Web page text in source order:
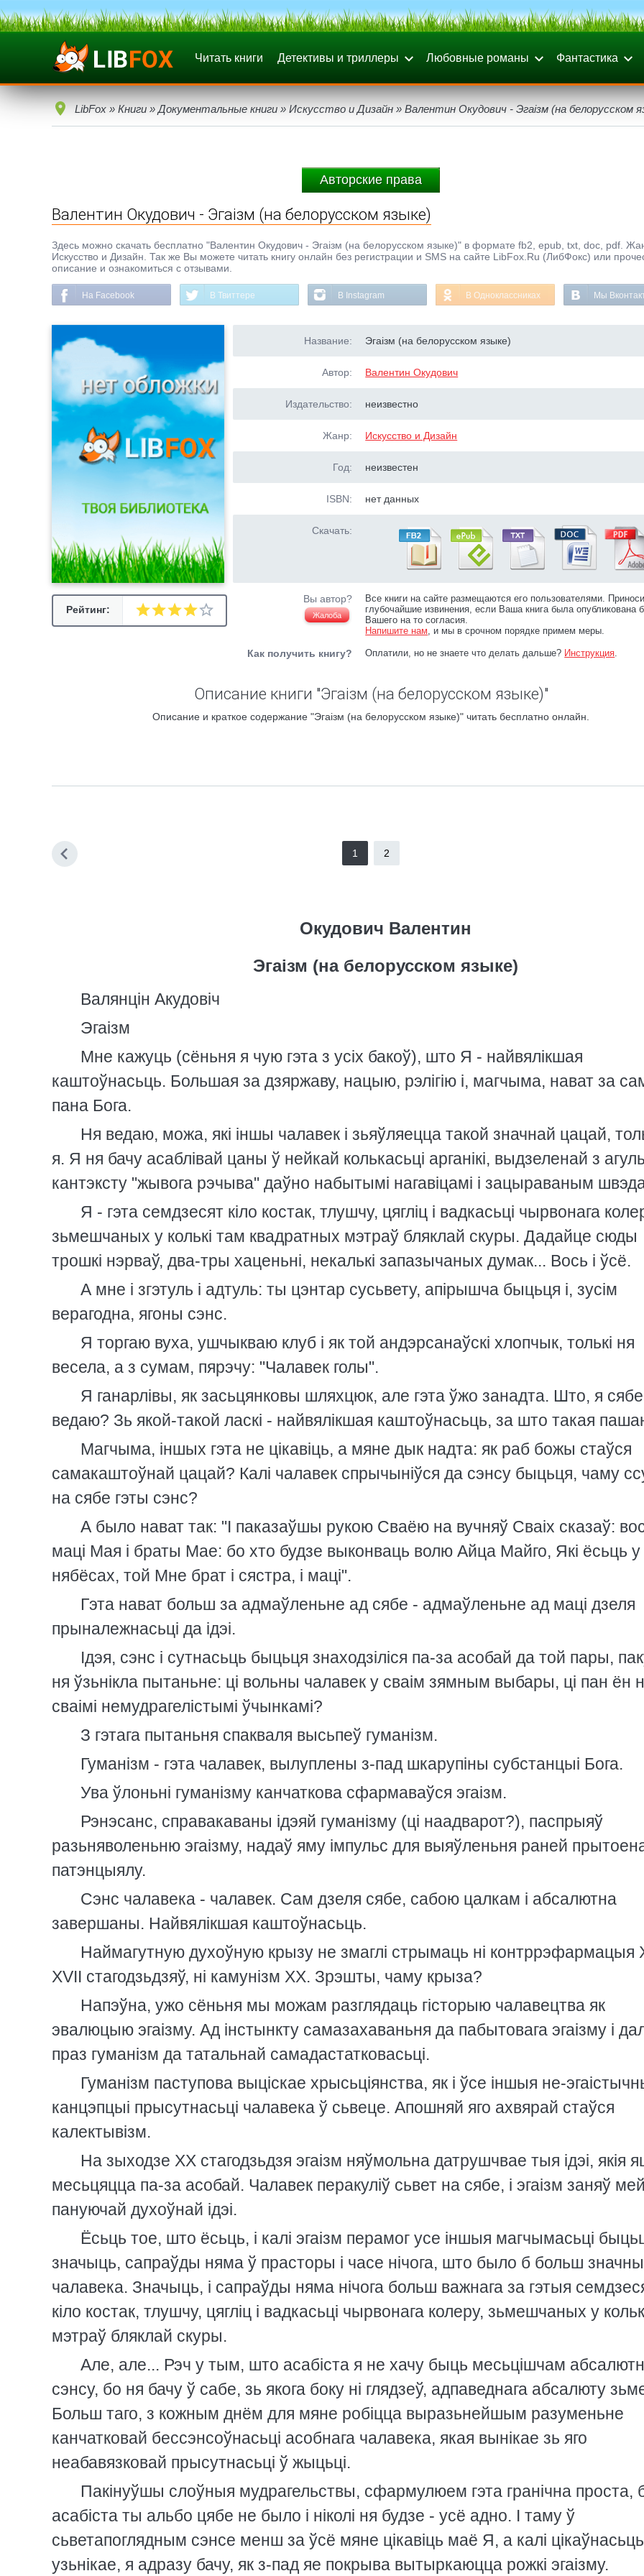
Читать книги Детективы и триллеры Любовные романы Фантастика
LibFox » Книги » Документальные книги » Искусство и Дизайн » Валентин Окудович - Эгаiзм (на белорусском
Авторские права
Валентин Окудович - Эгаiзм (на белорусском языке)
Здесь можно скачать бесплатно "Валентин Окудович - Эгаiзм (на белорусском языке)" в формате fb2, epub, txt, doc, pdf.
Искусство и Дизайн. Так же Вы можете читать книгу онлайн без регистрации и SMS на сайте LibFox.Ru (ЛибФокс) или
описание и ознакомиться с отзывами.
На Facebook В Твиттере В Instagram В Одноклассниках Мы
Рейтинг:
Название: Эгаiзм (на белорусском языке)
Автор: Валентин Окудович
Издательство: неизвестно
Жанр: Искусство и Дизайн
Год: неизвестен
ISBN: нет данных
Скачать:
Вы автор?
Жалоба
Все книги на сайте размещаются его пользователями.
глубочайшие извинения, если Ваша книга была опубликована
Вашего на то согласия.
Напишите нам, и мы в срочном порядке примем меры.
Как получить книгу? Оплатили, но не знаете что делать дальше? Инструкция.
Описание книги "Эгаiзм (на белорусском языке)"
Описание и краткое содержание "Эгаiзм (на белорусском языке)" читать бесплатно онлайн.
1 2
Окудович Валентин
Эгаiзм (на белорусском языке)
Валянцiн Акудовiч
Эгаiзм
Мне кажуць (сёньня я чую гэта з усiх бакоў), што Я - найвялiкшая
каштоўнасьць. Большая за дзяржаву, нацыю, рэлiгiю i, магчыма, нават за
пана Бога.
Ня ведаю, можа, якi iншы чалавек i зьяўляецца такой значнай цацай,
я. Я ня бачу асаблiвай цаны ў нейкай колькасьцi арганiкi, выдзеленай з
кантэксту "жывога рэчыва" даўно набытымi нагавiцамi i зацыраваным
Я - гэта семдзесят кiло костак, тлушчу, цяглiц i вадкасьцi чырвонага
зьмешчаных у колькi там квадратных мэтраў бляклай скуры. Дадайце сюды
трошкi нэрваў, два-тры хаценьнi, некалькi запазычаных думак... Вось i ўсё.
А мне i згэтуль i адтуль: ты цэнтар сусьвету, апiрышча быцьця i, зусiм
верагодна, ягоны сэнс.
Я торгаю вуха, ушчыкваю клуб i як той андэрсанаўскi хлопчык, толькi ня
весела, а з сумам, пярэчу: "Чалавек голы".
Я ганарлiвы, як засьцянковы шляхцюк, але гэта ўжо занадта. Што, я
ведаю? Зь якой-такой ласкi - найвялiкшая каштоўнасьць, за што такая
Магчыма, iншых гэта не цiкавiць, а мяне дык надта: як раб божы стаўся
самакаштоўнай цацай? Калi чалавек спрычынiўся да сэнсу быцьця, чаму
на сябе гэты сэнс?
А было нават так: "I паказаўшы рукою Сваёю на вучняў Сваiх сказаў:
мацi Мая i браты Мае: бо хто будзе выконваць волю Айца Майго, Якi ёсьць у
нябёсах, той Мне брат i сястра, i мацi".
Гэта нават больш за адмаўленьне ад сябе - адмаўленьне ад мацi дзеля
прыналежнасьцi да iдэi.
Iдэя, сэнс i сутнасьць быцьця знаходзiлiся па-за асобай да той пары,
ня ўзьнiкла пытаньне: цi вольны чалавек у сваiм зямным выбары, цi пан ён
сваiмi немудрагелiстымi ўчынкамi?
З гэтага пытаньня спакваля высьпеў гуманiзм.
Гуманiзм - гэта чалавек, вылуплены з-пад шкарупiны субстанцыi Бога.
Ува ўлоньнi гуманiзму канчаткова сфармаваўся эгаiзм.
Рэнэсанс, справакаваны iдэяй гуманiзму (цi наадварот?), паспрыяў
разьняволеньню эгаiзму, надаў яму iмпульс для выяўленьня раней
патэнцыялу.
Сэнс чалавека - чалавек. Сам дзеля сябе, сабою цалкам i абсалютна
завершаны. Найвялiкшая каштоўнасьць.
Наймагутную духоўную крызу не змаглi стрымаць нi контррэфармацыя
XVII стагодзьдзяў, нi камунiзм XX. Зрэшты, чаму крыза?
Напэўна, ужо сёньня мы можам разглядаць гiсторыю чалавецтва як
эвалюцыю эгаiзму. Ад iнстынкту самазахаваньня да пабытовага эгаiзму i
праз гуманiзм да татальнай самадастатковасьцi.
Гуманiзм паступова выцiскае хрысьцiянства, як i ўсе iншыя не-
канцэпцыi прысутнасьцi чалавека ў сьвеце. Апошняй яго ахвярай стаўся
калектывiзм.
На зыходзе XX стагодзьдзя эгаiзм няўмольна датрушчвае тыя iдэi, якiя
месьцяцца па-за асобай. Чалавек перакулiў сьвет на сябе, i эгаiзм заняў
пануючай духоўнай iдэi.
Ёсьць тое, што ёсьць, i калi эгаiзм перамог усе iншыя магчымасьцi
значыць, сапраўды няма ў прасторы i часе нiчога, што было б больш
чалавека. Значыць, i сапраўды няма нiчога больш важнага за гэтыя
кiло костак, тлушчу, цяглiц i вадкасьцi чырвонага колеру, зьмешчаных у
мэтраў бляклай скуры.
Але, але... Рэч у тым, што асабiста я не хачу быць месьцiшчам
сэнсу, бо ня бачу ў сабе, зь якога боку нi глядзеў, адпаведнага абсалюту
Больш таго, з кожным днём для мяне робiцца выразьнейшым разуменьне
канчатковай бессэнсоўнасьцi асобнага чалавека, якая вынiкае зь яго
неабавязковай прысутнасьцi ў жыцьцi.
Пакiнуўшы слоўныя мудрагельствы, сфармулюем гэта гранiчна проста,
асабiста ты альбо цябе не было i нiколi ня будзе - усё адно. I таму ў
сьветапоглядным сэнсе менш за ўсё мяне цiкавiць маё Я, а калi
узьнiкае, я адразу бачу, як з-пад яе покрыва вытыркаюцца рожкi эгаiзму.